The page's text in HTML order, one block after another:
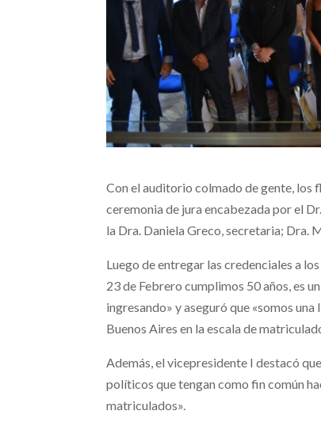
Con el auditorio colmado de gente, los
ceremonia de jura encabezada por el
la Dra. Daniela Greco, secretaria; Dra.
Luego de entregar las credenciales a
23 de Febrero cumplimos 50 años, es
ingresando» y aseguró que «somos
Buenos Aires en la escala de
Además, el vicepresidente I destacó
políticos que tengan como fin común
matriculados».